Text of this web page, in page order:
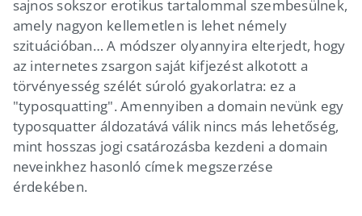
sajnos sokszor erotikus tartalommal szembesülnek,
amely nagyon kellemetlen is lehet némely
szituációban… A módszer olyannyira elterjedt, hogy
az internetes zsargon saját kifjezést alkotott a
törvényesség szélét súroló gyakorlatra: ez a
"typosquatting". Amennyiben a domain nevünk egy
typosquatter áldozatává válik nincs más lehetőség,
mint hosszas jogi csatározásba kezdeni a domain
neveinkhez hasonló címek megszerzése
érdekében.